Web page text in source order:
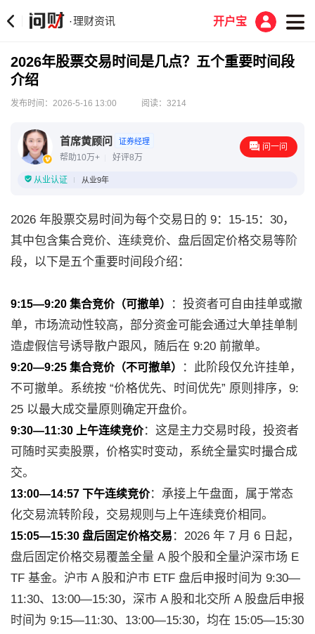
·理财资讯 开户宝
2026年股票交易时间是几点？五个重要时间段
介绍
发布时间：2026-5-16 13:00 阅读：3214
首席黄顾问 证券经理
帮助10万+ 好评8万
问一问
从业认证 从业9年
2026 年股票交易时间为每个交易日的 9：15-15：30，
其中包含集合竞价、连续竞价、盘后固定价格交易等阶
段，以下是五个重要时间段介绍：
9:15—9:20 集合竞价（可撤单）
：投资者可自由挂单或撤
单，市场流动性较高，部分资金可能会通过大单挂单制
造虚假信号诱导散户跟风，随后在 9:20 前撤单。
9:20—9:25 集合竞价（不可撤单）
：此阶段仅允许挂单，
不可撤单。系统按 “价格优先、时间优先” 原则排序，9:
25 以最大成交量原则确定开盘价。
9:30—11:30 上午连续竞价：这是主力交易时段，投资者
可随时买卖股票，价格实时变动，系统全量实时撮合成
交。
13:00—14:57 下午连续竞价：承接上午盘面，属于常态
化交易流转阶段，交易规则与上午连续竞价相同。
15:05—15:30 盘后固定价格交易 ：2026 年 7 月 6 日起，
盘后固定价格交易覆盖全量 A 股个股和全量沪深市场 E
TF 基金。沪市 A 股和沪市 ETF 盘后申报时间为 9:30—
11:30、13:00—15:30，深市 A 股和北交所 A 股盘后申报
时间为 9:15—11:30、13:00—15:30，均在 15:05—15:30